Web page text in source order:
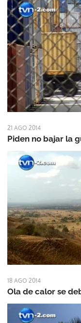
21 AGO 2014
Piden no bajar la
18 AGO 2014
Ola de calor se